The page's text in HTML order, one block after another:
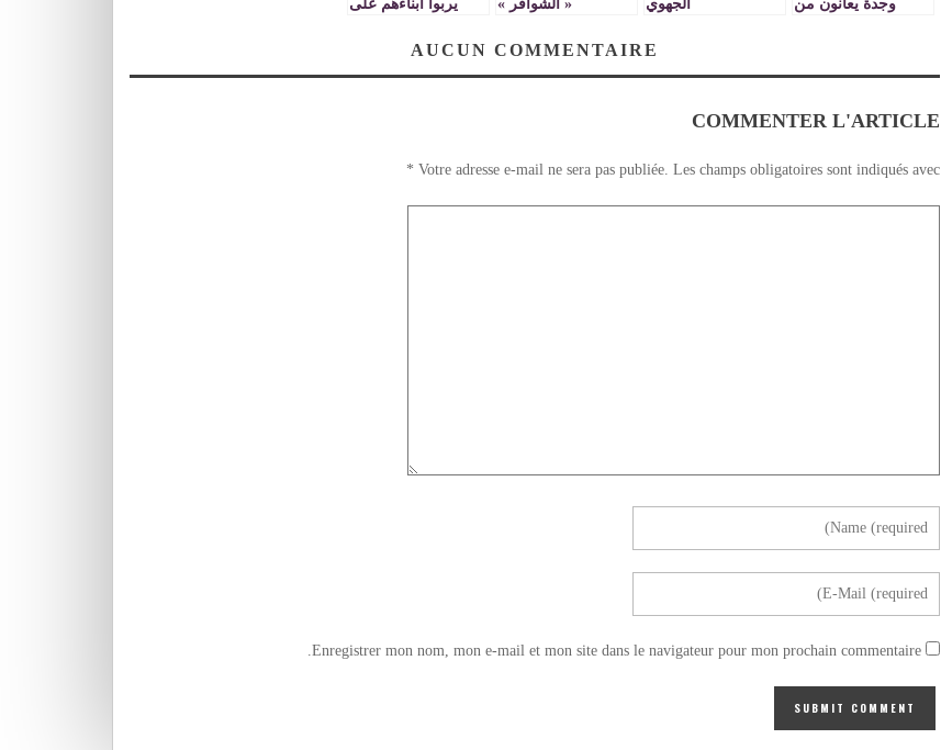
وجدة يعانون من
الجهوي‎
« الشواقر »
يربوا أبناءهم على
هوس حب كرة القدم
AUCUN COMMENTAIRE
COMMENTER L'ARTICLE
Votre adresse e-mail ne sera pas publiée. Les champs obligatoires sont indiqués avec
*
Enregistrer mon nom, mon e-mail et mon site dans le navigateur pour mon prochain commentaire.